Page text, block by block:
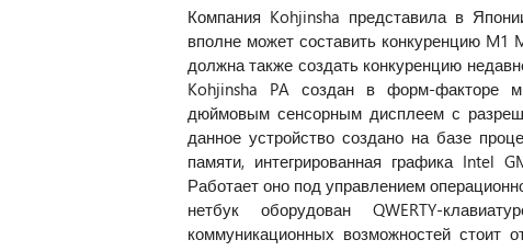
Компания Kohjinsha представила в
вполне может составить конкуренцию M1
должна также создать конкуренцию
Kohjinsha PA создан в форм-факторе
дюймовым сенсорным дисплеем с
данное устройство создано на базе
памяти, интегрированная графика Intel
Работает оно под управлением
нетбук оборудован QWERTY-
коммуникационных возможностей стоит